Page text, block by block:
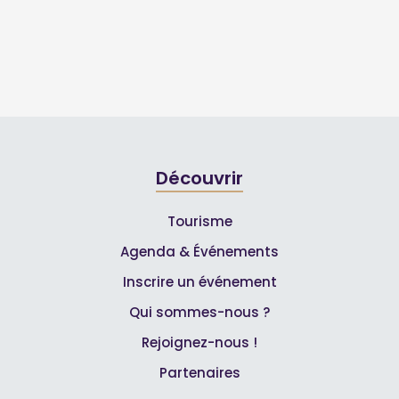
Découvrir
Tourisme
Agenda & Événements
Inscrire un événement
Qui sommes-nous ?
Rejoignez-nous !
Partenaires